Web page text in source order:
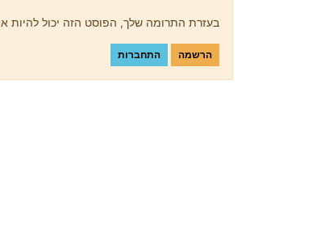
בעזרת התרומה שלך, הפוסט הזה יכול להיות
הרשמה התחברות